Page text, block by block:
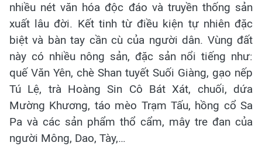
nhiều nét văn hóa độc đáo và truyền thống sản
xuất lâu đời. Kết tinh từ điều kiện tự nhiên đặc
biệt và bàn tay cần cù của người dân. Vùng đất
này có nhiều nông sản, đặc sản nổi tiếng như:
quế Văn Yên, chè Shan tuyết Suối Giàng, gạo nếp
Tú Lệ, trà Hoàng Sin Cô Bát Xát, chuối, dứa
Mường Khương, táo mèo Trạm Tấu, hồng cổ Sa
Pa và các sản phẩm thổ cẩm, mây tre đan của
người Mông, Dao, Tày,…